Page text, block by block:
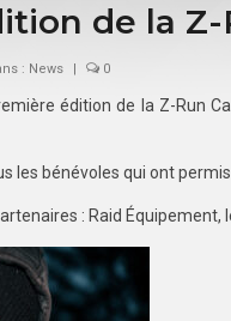
de la
: News | 0
édition de la Z-Run
les bénévoles qui ont
: Raid Équipement,